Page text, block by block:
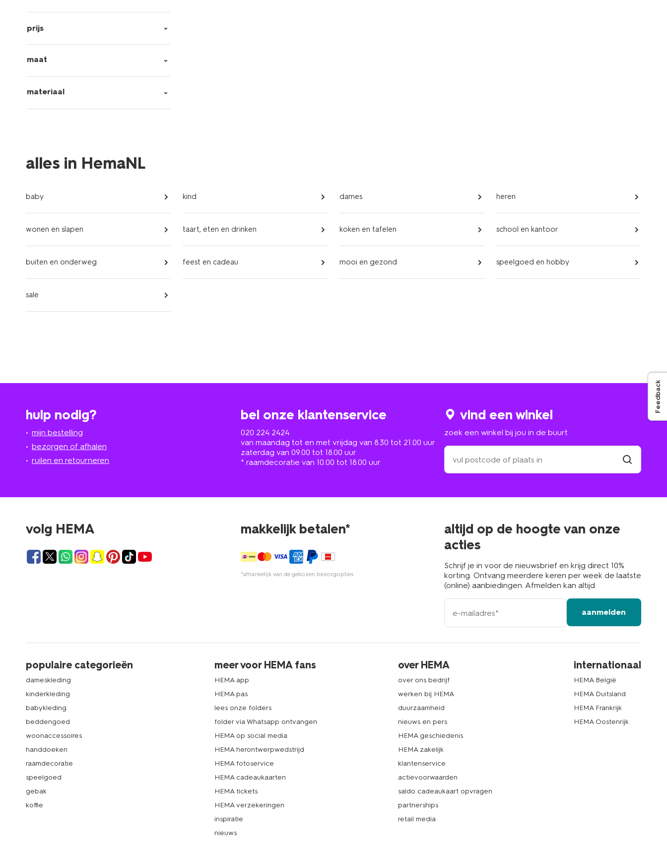
prijs
maat
materiaal
Feedback
alles in HemaNL
baby kind dames heren
wonen en slapen taart, eten en drinken koken en tafelen school en kantoor
buiten en onderweg feest en cadeau mooi en gezond speelgoed en hobby
sale
hulp nodig?
mijn bestelling
bezorgen of afhalen
ruilen en retourneren
bel onze klantenservice
020 224 2424
van maandag tot en met vrijdag van 8.30 tot 21.00 uur
zaterdag van 09.00 tot 18.00 uur
* raamdecoratie van 10.00 tot 18.00 uur
vind een winkel
zoek een winkel bij jou in de buurt
zoek
een
winkel
in
volg HEMA makkelijk betalen*
*afhankelijk van de gekozen bezorgopties
altijd op de hoogte van onze
acties
Schrijf je in voor de nieuwsbrief en krijg direct 10%
korting. Ontvang meerdere keren per week de laatste
(online) aanbiedingen. Afmelden kan altijd.
e-
mailadres
aanmelden
populaire categorieën
dameskleding
kinderkleding
babykleding
beddengoed
woonaccessoires
handdoeken
raamdecoratie
speelgoed
gebak
koffie
meer voor HEMA fans
HEMA app
HEMA pas
lees onze folders
folder via Whatsapp ontvangen
HEMA op social media
HEMA herontwerpwedstrijd
HEMA fotoservice
HEMA cadeaukaarten
HEMA tickets
HEMA verzekeringen
inspiratie
nieuws
over HEMA
over ons bedrijf
werken bij HEMA
duurzaamheid
nieuws en pers
HEMA geschiedenis
HEMA zakelijk
klantenservice
actievoorwaarden
saldo cadeaukaart opvragen
partnerships
retail media
internationaal
HEMA België
HEMA Duitsland
HEMA Frankrijk
HEMA Oostenrijk